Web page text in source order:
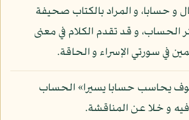
و حسابا، و المراد بالكتاب صحيفة
الحساب، و قد تقدم الكلام في معنى
في سورتي الإسراء و الحاقة.
يحاسب حسابا يسيرا» الحساب
و خلا عن المناقشة.